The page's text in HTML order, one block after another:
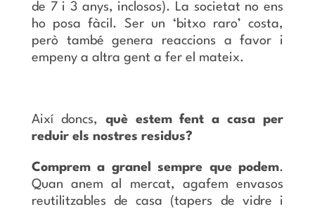
de 7 i 3 anys, inclosos). La societat no ens
ho posa fàcil. Ser un ‘bitxo raro’ costa,
però també genera reaccions a favor i
empeny a altra gent a fer el mateix.
Així doncs, què estem fent a casa per
reduir els nostres residus?
Comprem a granel sempre que podem.
Quan anem al mercat, agafem envasos
reutilitzables de casa (tapers de vidre i